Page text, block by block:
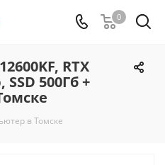
0
RTX
SSD 500Гб +
в Томске